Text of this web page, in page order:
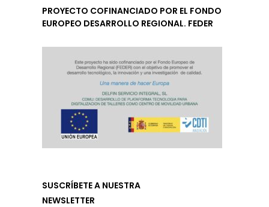
PROYECTO COFINANCIADO POR EL FONDO
EUROPEO DESARROLLO REGIONAL. FEDER
SUSCRÍBETE A NUESTRA
NEWSLETTER